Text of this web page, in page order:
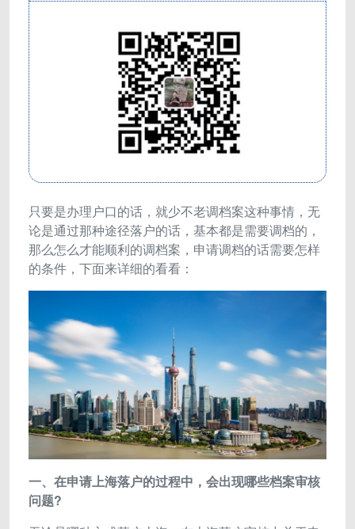
只要是办理户口的话，就少不老调档案这种事情，无
论是通过那种途径落户的话，基本都是需要调档的，
那么怎么才能顺利的调档案，申请调档的话需要怎样
的条件，下面来详细的看看：
一、在申请上海落户的过程中，会出现哪些档案审核
问题?